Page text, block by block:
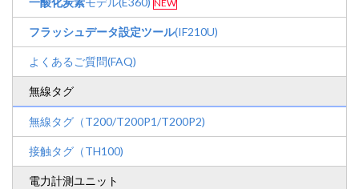
NEW
フラッシュデータ設定ツール(IF210U)
よくあるご質問(FAQ)
無線タグ
無線タグ（T200/T200P1/T200P2)
接触タグ（TH100)
電力計測ユニット